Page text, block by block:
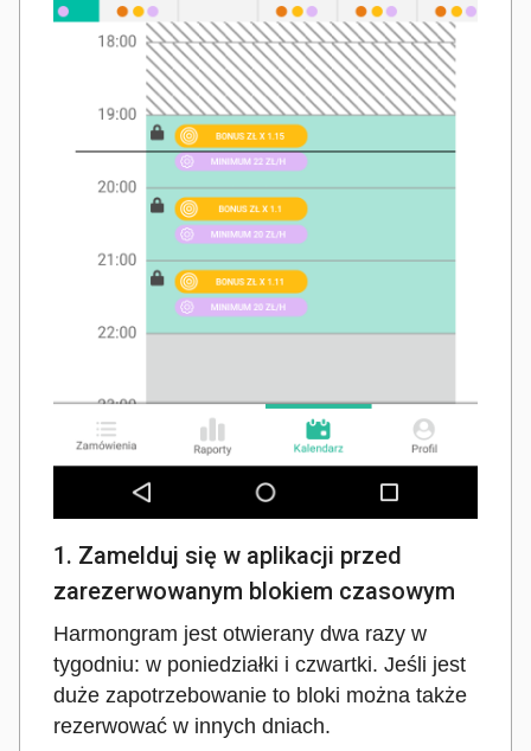
1. Zamelduj się w aplikacji przed
zarezerwowanym blokiem czasowym
Harmongram jest otwierany dwa razy w
tygodniu: w poniedziałki i czwartki. Jeśli jest
duże zapotrzebowanie to bloki można także
rezerwować w innych dniach.